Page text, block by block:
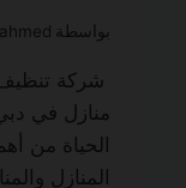
بواسطة ahmed
شركة
الحياة من
المنازل